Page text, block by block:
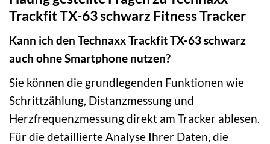
Trackfit TX-63 schwarz Fitness Tracker
Kann ich den Technaxx Trackfit TX-63 schwarz
auch ohne Smartphone nutzen?
Sie können die grundlegenden Funktionen wie
Schrittzählung, Distanzmessung und
Herzfrequenzmessung direkt am Tracker ablesen.
Für die detaillierte Analyse Ihrer Daten, die